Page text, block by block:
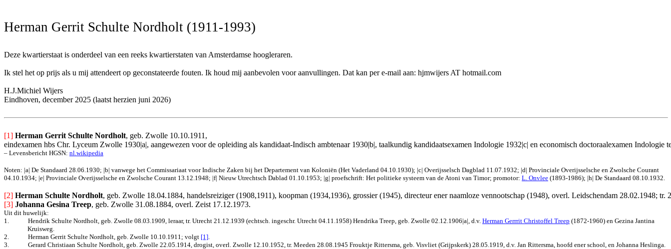
Herman Gerrit Schulte Nordholt (1911-1993)
Deze kwartierstaat is onderdeel van een reeks kwartierstaten van Amsterdamse hoogleraren.
Ik stel het op prijs als u mij attendeert op geconstateerde fouten. Ik houd mij aanbevolen voor aanvullingen. Dat kan per e-mail aan: hjmwijers AT hotmail.com
H.J.Michiel Wijers
Eindhoven, december 2025 (laatst herzien juni 2026)
[1] Herman Gerrit Schulte Nordholt, geb. Zwolle 10.10.1911,
eindexamen hbs Chr. Lyceum Zwolle 1930|a|, aangewezen voor de opleiding als kandidaat-Indisch ambtenaar 1930|b|, taalkundig kandidaatsexamen Indologie 1932|c| en economisch doctoraalexamen
– Levensbericht HGSN: nl.wikipedia
Noten: |a| De Standaard 28.06.1930; |b| vanwege het Commissariaat voor Indische Zaken bij het Departement van Koloniën (Het Vaderland 04.10.1930); |c| Overijsselsch Dagblad 11.07.1932; |d| Provinciale Overijsselsche en Zwolsche Courant
04.10.1934; |e| Provinciale Overijsselsche en Zwolsche Courant 13.12.1948; |f| Nieuw Utrechtsch Dablad 01.10.1953; |g| proefschrift: Het politieke systeem van de Atoni van Timor; promotor: L. Onvlee (1893-1986); |h| De Standaard 08.10.1932.
[2] Herman Schulte Nordholt, geb. Zwolle 18.04.1884, handelsreiziger (1908,1911), koopman (1934,1936), grossier (1945), directeur ener naamloze vennootschap (1948), overl. Leidschendam
[3] Johanna Gesina Treep, geb. Zwolle 31.08.1884, overl. Zeist 17.12.1973.
Uit dit huwelijk:
1.
Hendrik Schulte Nordholt, geb. Zwolle 08.03.1909, leraar, tr. Utrecht 21.12.1939 (echtsch. ingeschr. Utrecht 04.11.1958) Hendrika Treep, geb. Zwolle 02.12.1906|a|, d.v. Herman Gerrrit Christoffel Treep (1872-1960) en Gezina Jantina
Kruisweg.
2.
Herman Gerrit Schulte Nordholt, geb. Zwolle 10.10.1911; volgt [1].
3.
Gerard Christiaan Schulte Nordholt, geb. Zwolle 22.05.1914, drogist, overl. Zwolle 12.10.1952, tr. Meeden 28.08.1945 Frouktje Rittersma, geb. Visvliet (Grijpskerk) 28.05.1919, d.v. Jan Rittersma, hoofd ener school, en Johanna Heslinga.